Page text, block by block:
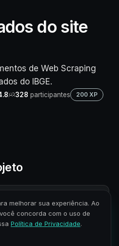
do site
de Web Scraping
do IBGE.
328 participantes 200 XP
2 aulas · 1h 15min
melhorar sua experiência. Ao
concorda com o uso de
Política de Privacidade.